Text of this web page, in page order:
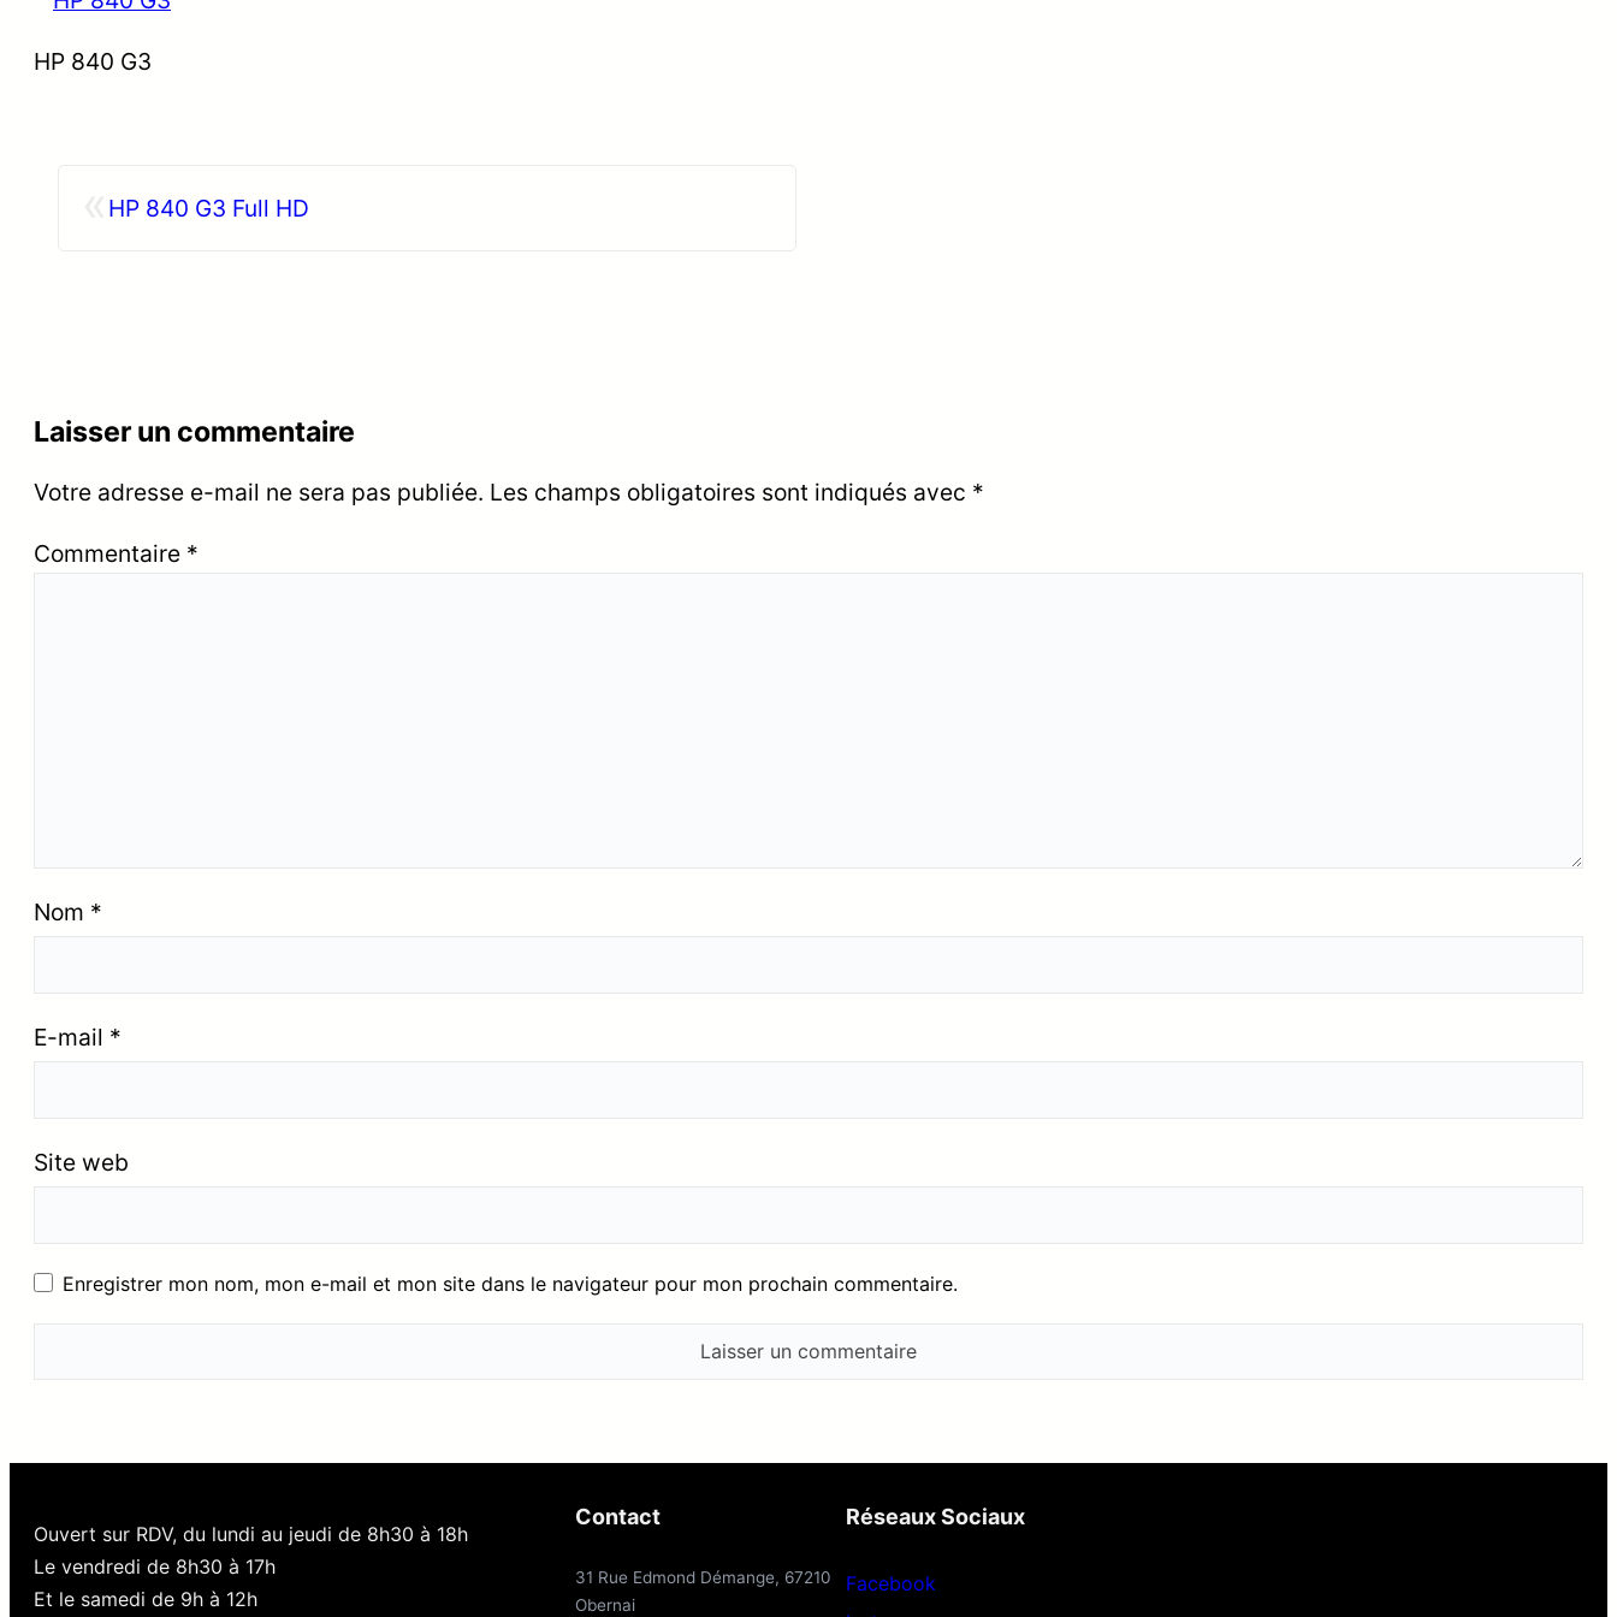
HP 840 G3
HP 840 G3 Full HD
Laisser un commentaire
Votre adresse e-mail ne sera pas publiée. Les champs obligatoires sont indiqués avec *
Commentaire *
Nom *
E-mail *
Site web
Enregistrer mon nom, mon e-mail et mon site dans le navigateur pour mon prochain commentaire.
Ouvert sur RDV, du lundi au jeudi de 8h30 à 18h
Le vendredi de 8h30 à 17h
Et le samedi de 9h à 12h
Contact
31 Rue Edmond Démange, 67210
Obernai
Réseaux Sociaux
Facebook